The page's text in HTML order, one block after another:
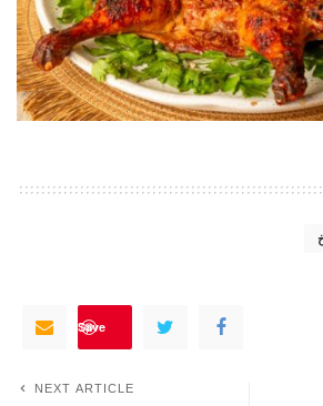
Save
NEXT ARTICLE